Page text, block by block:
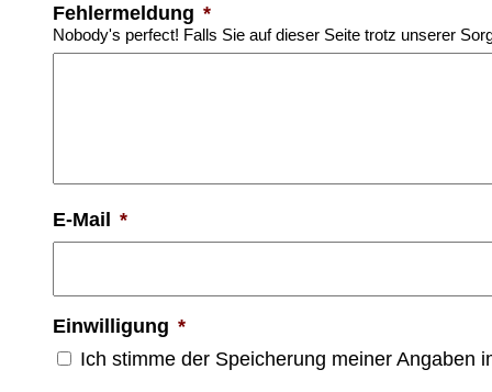
Fehlermeldung *
Nobody's perfect! Falls Sie auf dieser Seite trotz unserer
E-Mail *
Einwilligung *
Ich stimme der Speicherung meiner Angaben